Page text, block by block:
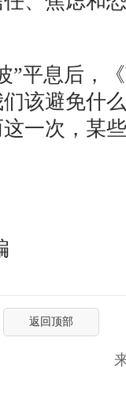
息后，《
们该避免什
一次，某
返回顶部